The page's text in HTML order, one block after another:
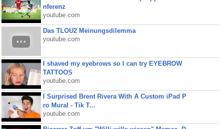
nferenz
youtube.com
Das TLOU2 Meinungsdilemma
youtube.com
I shaved my eyebrows so I can try EYEBROW
TATTOOS
youtube.com
I Surprised Brent Rivera With A Custom iPad P
ro Mural - Tik T...
youtube.com